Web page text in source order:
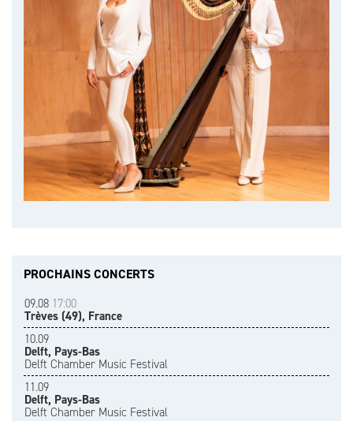
PROCHAINS CONCERTS
09.08 17:00
Trèves (49), France
10.09
Delft, Pays-Bas
Delft Chamber Music Festival
11.09
Delft, Pays-Bas
Delft Chamber Music Festival